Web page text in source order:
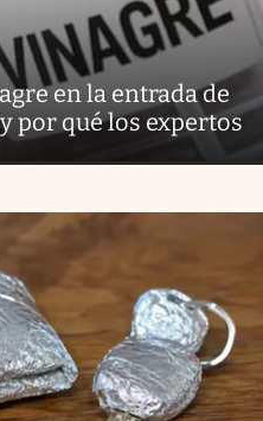
en la entrada de
por qué los expertos